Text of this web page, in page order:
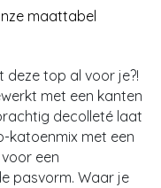
maattabel
deze top al voor je?!
met een kanten
decolleté laat
katoenmix met een
een
pasvorm. Waar je